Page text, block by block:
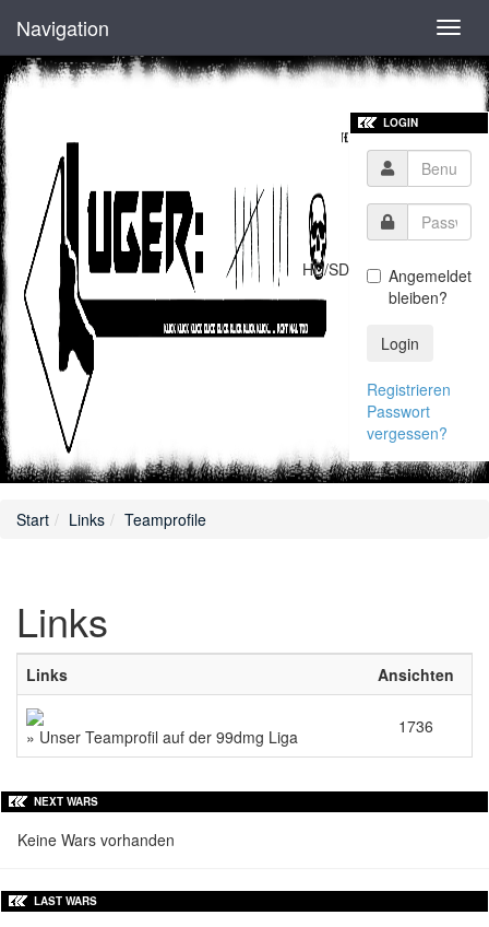
Navigation
HD/SD
LOGIN
Angemeldet
bleiben?
Login
Registrieren
Passwort
vergessen?
Start Links Teamprofile
Links
Links Ansichten
» Unser Teamprofil auf der 99dmg Liga
1736
NEXT WARS
Keine Wars vorhanden
LAST WARS